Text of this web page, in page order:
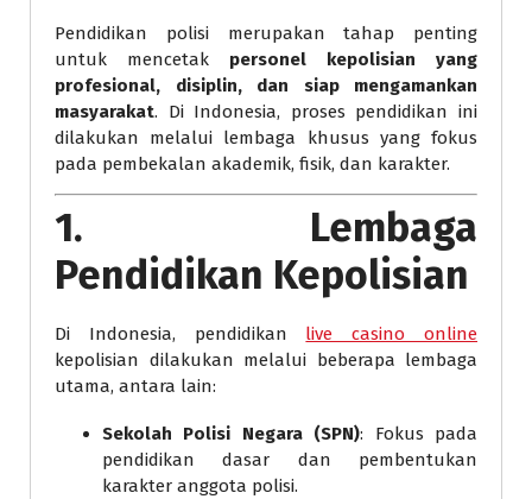
Pendidikan polisi merupakan tahap penting
untuk mencetak personel kepolisian yang
profesional, disiplin, dan siap mengamankan
masyarakat. Di Indonesia, proses pendidikan ini
dilakukan melalui lembaga khusus yang fokus
pada pembekalan akademik, fisik, dan karakter.
1. Lembaga
Pendidikan Kepolisian
Di Indonesia, pendidikan live casino online
kepolisian dilakukan melalui beberapa lembaga
utama, antara lain:
Sekolah Polisi Negara (SPN): Fokus pada
pendidikan dasar dan pembentukan
karakter anggota polisi.